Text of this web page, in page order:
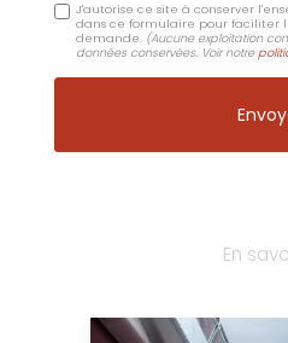
J'autorise ce site à conserver
dans ce formulaire pour faciliter
demande. (Aucune exploitation
données conservées. Voir notre
En